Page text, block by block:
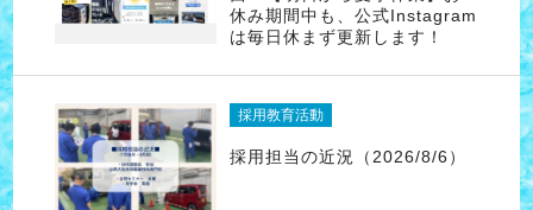
休み期間中も、公式Instagram
は毎日休まず更新します！
採用教育活動
採用担当の近況（2026/8/6）